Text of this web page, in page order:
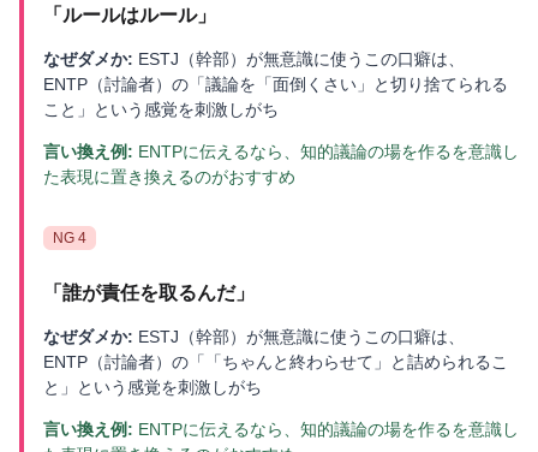
「 ルールはルール」
なぜダメか: ESTJ（幹部）が無意識に使うこの口癖は、
ENTP（討論者）の「議論を「面倒くさい」と切り捨てられる
こと」という感覚を刺激しがち
言い換え例: ENTPに伝えるなら、知的議論の場を作るを意識し
た表現に置き換えるのがおすすめ
NG 4
「 誰が責任を取るんだ」
なぜダメか: ESTJ（幹部）が無意識に使うこの口癖は、
ENTP（討論者）の「「ちゃんと終わらせて」と詰められるこ
と」という感覚を刺激しがち
言い換え例: ENTPに伝えるなら、知的議論の場を作るを意識し